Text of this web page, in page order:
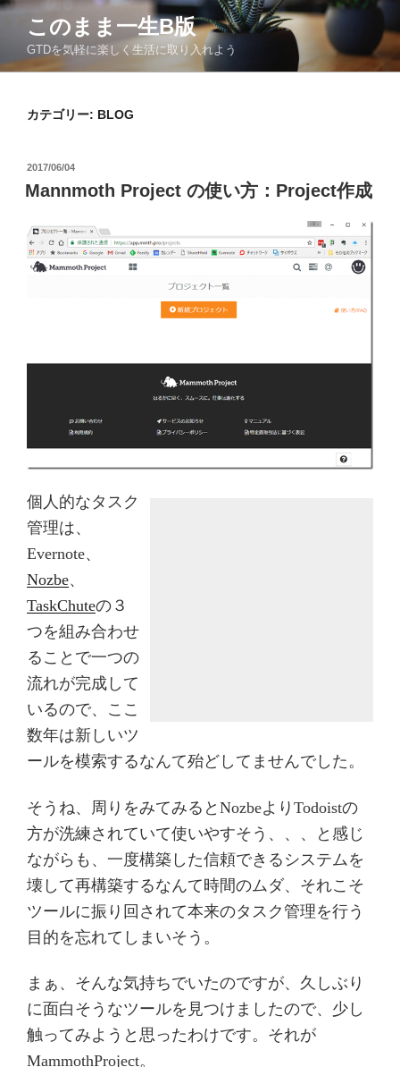
コ
ン
このまま一生Β版
GTDを気軽に楽しく生活に取り入れよう
カテゴリー: BLOG
投
稿
日:
2017/06/04
Mannmoth Project の使い方：Project作成
個人的なタスク
管理は、
Evernote、
Nozbe、
TaskChuteの３
つを組み合わせ
ることで一つの
流れが完成して
いるので、ここ
数年は新しいツ
ールを模索するなんて殆どしてませんでした。
そうね、周りをみてみるとNozbeよりTodoistの
方が洗練されていて使いやすそう、、、と感じ
ながらも、一度構築した信頼できるシステムを
壊して再構築するなんて時間のムダ、それこそ
ツールに振り回されて本来のタスク管理を行う
目的を忘れてしまいそう。
まぁ、そんな気持ちでいたのですが、久しぶり
に面白そうなツールを見つけましたので、少し
触ってみようと思ったわけです。それが
MammothProject。